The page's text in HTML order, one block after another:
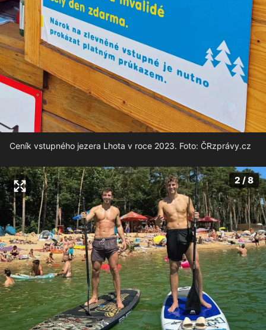
Ceník vstupného jezera Lhota v roce 2023. Foto: ČRzprávy.cz
2 / 8